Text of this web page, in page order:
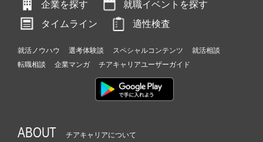
C
a
r
企業を探す
就職イベントを探す
タイムライン
適性検査
就活ノウハウ 選考体験談 スペシャルコンテンツ
就活相談
転職相談
企業マンガ チアキャリアユーザーガイド
ABOUT チアキャリアについて